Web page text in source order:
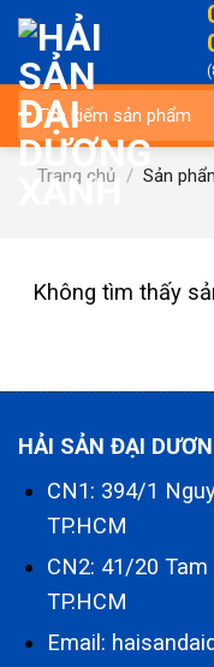
Skip
content
Tìm
kiếm:
Trang chủ / Sản
Không tìm thấy
HẢI SẢN ĐẠI
CN1: 394/1
TP.HCM
CN2: 41/20 Tam
TP.HCM
Email: